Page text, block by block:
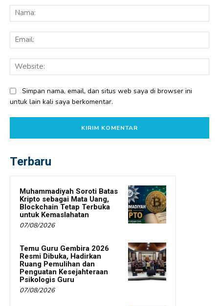
Simpan nama, email, dan situs web saya di browser ini
untuk lain kali saya berkomentar.
Terbaru
Muhammadiyah Soroti Batas
Kripto sebagai Mata Uang,
Blockchain Tetap Terbuka
untuk Kemaslahatan
07/08/2026
Temu Guru Gembira 2026
Resmi Dibuka, Hadirkan
Ruang Pemulihan dan
Penguatan Kesejahteraan
Psikologis Guru
07/08/2026